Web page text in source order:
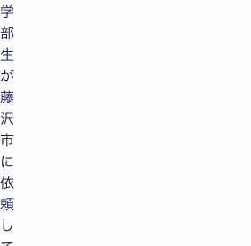
学
部
生
が
藤
沢
市
に
依
頼
し